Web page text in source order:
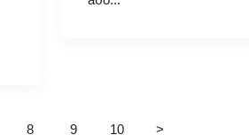
8 9 10 >